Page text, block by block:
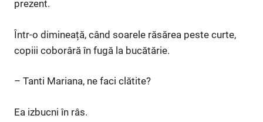
prezent.
Într-o dimineață, când soarele răsărea peste curte,
copiii coborâră în fugă la bucătărie.
– Tanti Mariana, ne faci clătite?
Ea izbucni în râs.